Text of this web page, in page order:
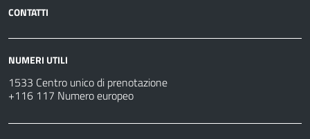
CONTATTI
NUMERI UTILI
1533 Centro unico di prenotazione
+116 117 Numero europeo